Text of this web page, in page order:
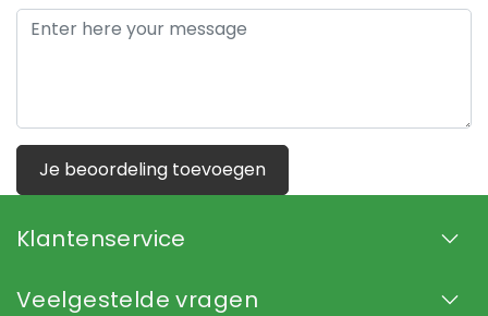
Je beoordeling toevoegen
Klantenservice
Veelgestelde vragen